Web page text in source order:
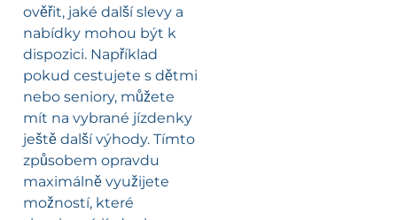
ověřit, jaké další slevy a
nabídky mohou být k
dispozici. Například
pokud cestujete s dětmi
nebo seniory, můžete
mít na vybrané jízdenky
ještě další výhody. Tímto
způsobem opravdu
maximálně využijete
možností, které